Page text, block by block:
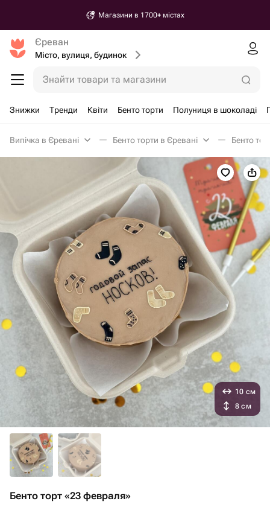
Магазини в 1700+ містах
Єреван
Місто, вулиця, будинок
Знайти товари та магазини
Знижки Тренди Квіти Бенто торти Полуниця в шоколаді
Випічка в Єревані Бенто торти в Єревані Бенто
Бенто торт «23 февраля»
10 см
8 см